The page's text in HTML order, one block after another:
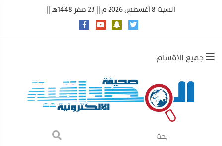
السبت 8 أغسطس 2026 م || 23 صفر 1448هـ ||
جميع الاقسام